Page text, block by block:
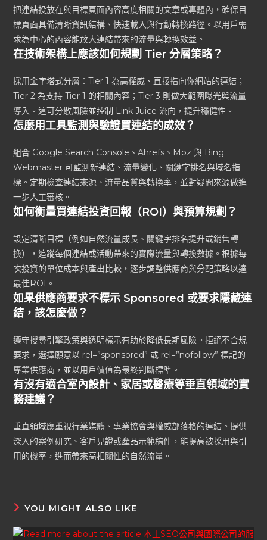
把連結投放在與目標頁面內容高度相關的文章或專題內，確保目
標頁面具備清晰資訊結構、快速載入與行動轉換路徑。以用戶需
求為中心的內容能放大連結帶來的流量與轉換效益。
在技術架構上應該如何規劃 Tier 分層策略？
採用金字塔式分層：Tier 1 為高權威、直接指向你網站的連結；
Tier 2 為支持 Tier 1 的相關內容；Tier 3 則做大範圍曝光與流量
導入。這可分散風險並控制 Link Juice 流向，提升穩健性。
怎麼用工具監測與驗證買連結的成效？
組合 Google Search Console、Ahrefs、Moz 與 Bing
Webmaster 可監測新連結、流量變化、關鍵字排名與域名指
標。定期檢查連結來源、流量品質與轉換率，並對疑問來源做進
一步人工審核。
如何衡量買連結投資回報（ROI）與預算規劃？
設定清晰目標（例如自然流量成長、關鍵字排名提升或銷售轉
換），追蹤每個連結或活動帶來的實際流量與轉換數據。根據每
次投資的單位成本與產出比較，逐步調整供應商與分配策略以達
最佳ROI。
如果供應商要求不標示 Sponsored 或要求隱藏連
結，該怎麼做？
遵守搜尋引擎政策與透明標示有助於降低長期風險。拒絕不合規
要求，選擇願意以 rel=”sponsored” 或 rel=”nofollow” 標記的
專業供應商，並以用戶價值為最終判斷標準。
有沒有適合室內設計、家居或醫療等垂直領域的實
務建議？
垂直領域應重視行業媒體、專業協會與權威部落格的連結。提供
深入的案例研究、客戶見證或產品示範稿件，能提高被採用與引
用的機率，進而帶來高相關性的自然流量。
YOU MIGHT ALSO LIKE